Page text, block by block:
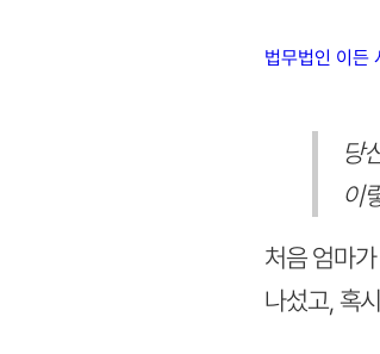
법무법인 이든
당
이
처음 엄마
나섰고, 혹